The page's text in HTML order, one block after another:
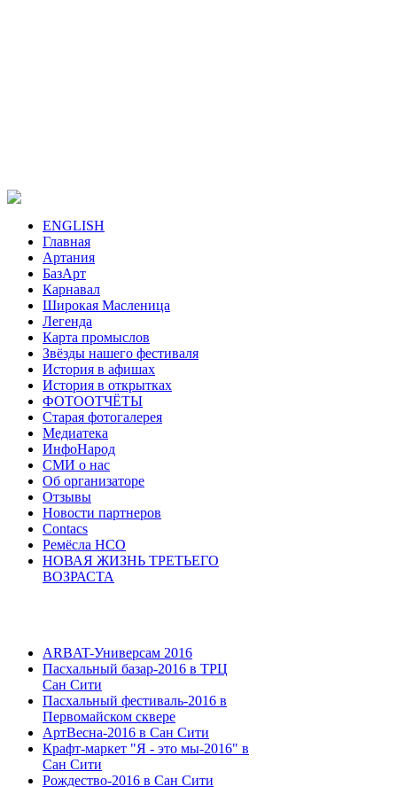
ENGLISH
Главная
Артания
БазАрт
Карнавал
Широкая Масленица
Легенда
Карта промыслов
Звёзды нашего фестиваля
История в афишах
История в открытках
ФОТООТЧЁТЫ
Старая фотогалерея
Медиатека
ИнфоНарод
СМИ о нас
Об организаторе
Отзывы
Новости партнеров
Contacs
Ремёсла НСО
НОВАЯ ЖИЗНЬ ТРЕТЬЕГО
ВОЗРАСТА
ARBAT-Универсам 2016
Пасхальный базар-2016 в ТРЦ
Сан Сити
Пасхальный фестиваль-2016 в
Первомайском сквере
АртВесна-2016 в Сан Сити
Крафт-маркет "Я - это мы-2016" в
Сан Сити
Рождество-2016 в Сан Сити